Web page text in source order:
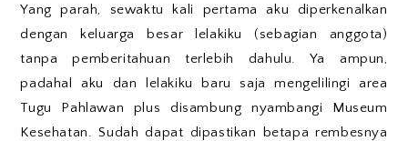
Yang parah, sewaktu kali pertama aku diperkenalkan
dengan keluarga besar lelakiku (sebagian anggota)
tanpa pemberitahuan terlebih dahulu. Ya ampun,
padahal aku dan lelakiku baru saja mengelilingi area
Tugu Pahlawan plus disambung nyambangi Museum
Kesehatan. Sudah dapat dipastikan betapa rembesnya